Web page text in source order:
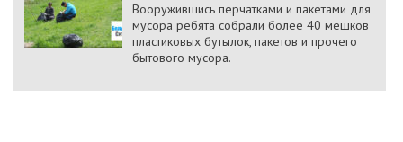
Вооружившись перчатками и пакетами для
мусора ребята собрали более 40 мешков
пластиковых бутылок, пакетов и прочего
бытового мусора.